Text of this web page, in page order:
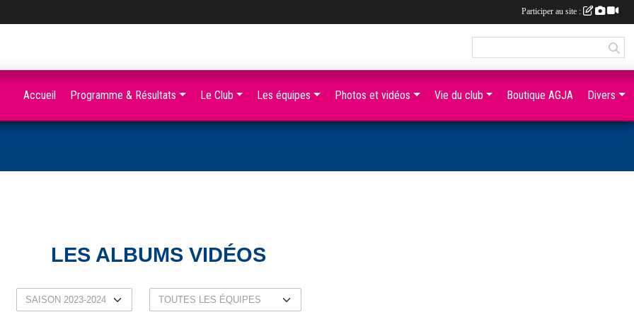
LES ALBUMS VIDÉOS
Accueil Programme & Résultats Le Club Les équipes Photos et vidéos Vie du club Boutique AGJA Divers
Participer au site :